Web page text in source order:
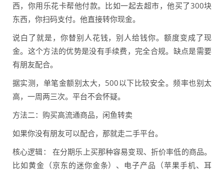
西，你用乐花卡帮他付款。比如一起去超市，他买了300块
东西，你扫码支付。他直接转你现金。
说白了就是，你替别人花钱，别人给钱你。额度变成了现
金。这个方法的优势是没有手续费，完全合规。缺点是需要
有朋友配合。
据实测，单笔金额别太大，500以下比较安全。频率也别太
高，一周两三次。平台不会怀疑。
方法二：购买高流通商品，闲鱼转卖
如果你没有朋友可以配合，那就走二手平台。
核心逻辑： 在分期乐上买那种容易变现、折价率低的商品。
比如黄金（京东的迷你金条）、电子产品（苹果手机、耳